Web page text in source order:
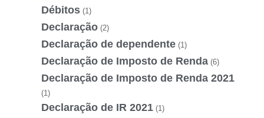
Débitos (1)
Declaração (2)
Declaração de dependente (1)
Declaração de Imposto de Renda (6)
Declaração de Imposto de Renda 2021
(1)
Declaração de IR 2021 (1)